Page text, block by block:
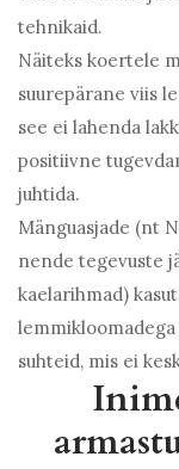
tehnikaid.
Näiteks koertele
suurepärane viis
see ei lahenda
positiivne
juhtida.
Mänguasjade (nt
nende tegevuste
kaelarihmad)
suhteid, mis ei